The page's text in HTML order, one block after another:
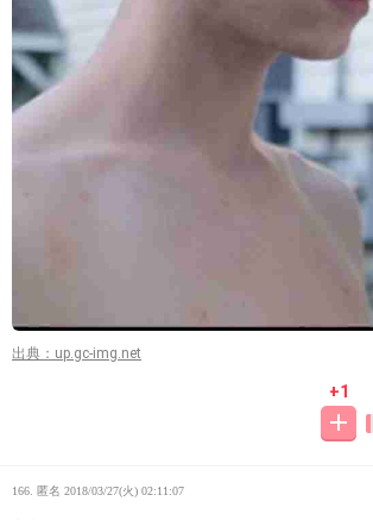
出典：up.gc-img.net
+1
166. 匿名 2018/03/27(火) 02:11:07